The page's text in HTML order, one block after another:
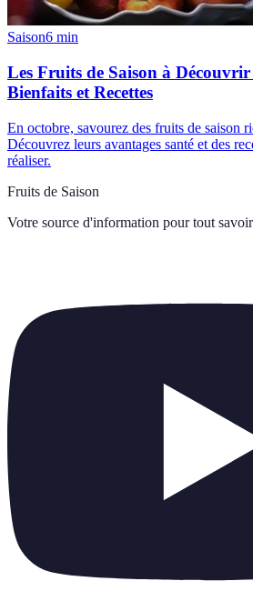
Saison6 min
Les Fruits de Saison à
Bienfaits et Recettes
En octobre, savourez des fruits de saison
Découvrez leurs avantages santé et des
réaliser.
Fruits de Saison
Votre source d'information pour tout